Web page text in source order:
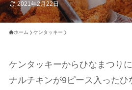
2021年2月22日
ホーム ケンタッキー
ケンタッキーからひなまつり
ナルチキンが9ピース入ったひ